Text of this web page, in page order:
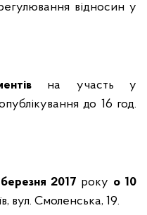
відносин у
на участь у
до 16 год.
березня 2017 року о 10
вул. Смоленська, 19.